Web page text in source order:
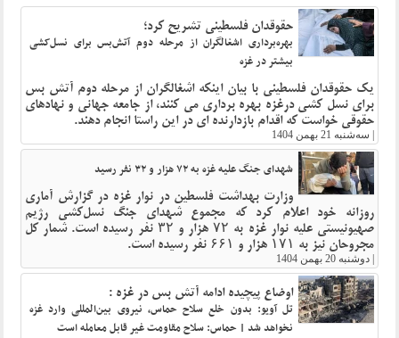
حقوقدان فلسطینی تشریح کرد؛
بهره‌برداری اشغالگران از مرحله دوم آتش‌بس برای نسل‌کشی
بیشتر در غزه
یک حقوقدان فلسطینی با بیان اینکه اشغالگران از مرحله دوم آتش بس
برای نسل کشی درغزه بهره برداری می کنند، از جامعه جهانی و نهادهای
حقوقی خواست که اقدام بازدارنده ای در این راستا انجام دهند.
سه‌شنبه 21 بهمن 1404
شهدای جنگ علیه غزه به ۷۲ هزار و ۳۲ نفر رسید
وزارت بهداشت فلسطین در نوار غزه در گزارش آماری
روزانه خود اعلام کرد که مجموع شهدای جنگ نسل‌کشی رژیم
صهیونیستی علیه نوار غزه به ۷۲ هزار و ۳۲ نفر رسیده است. شمار کل
مجروحان نیز به ۱۷۱ هزار و ۶۶۱ نفر رسیده است.
دوشنبه 20 بهمن 1404
اوضاع پیچیده ادامه آتش بس در غزه :
تل آویو: بدون خلع سلاح حماس، نیروی بین‌المللی وارد غزه
نخواهد شد | حماس: سلاح مقاومت غیر قابل معامله است